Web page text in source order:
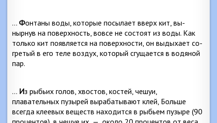
… Фонтаны воды, которые посылает вверх кит, вы­
нырнув на поверхность, вовсе не состоят из воды. Как
только кит появляется на поверхности, он выдыхает со­
гретый в его теле воздух, который сгущается в водяной
пар.
… Из рыбьих голов, хвостов, костей, чешуи,
плавательных пузырей вырабатывают клей, Больше
всегда клеевых веществ находится в рыбьем пузыре (90